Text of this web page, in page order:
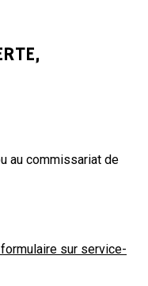
au commissariat de
sur service-